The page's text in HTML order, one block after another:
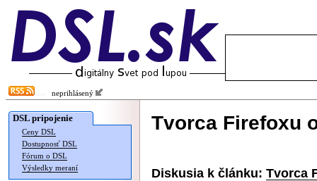
neprihlásený
DSL pripojenie
Ceny DSL
Dostupnosť DSL
Fórum o DSL
Výsledky meraní
Tvorca Firefoxu
Diskusia k článku: Tvorca